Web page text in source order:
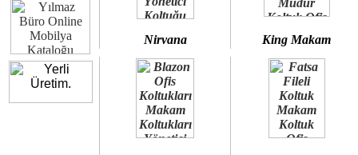
Nirvana King Makam